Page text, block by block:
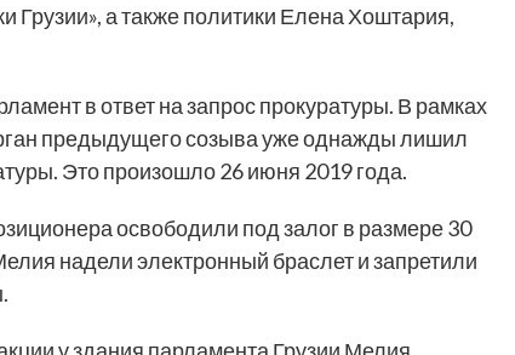
Грузии», а также политики Елена Хоштария,
в ответ на запрос прокуратуры. В рамках
предыдущего созыва уже однажды лишил
Это произошло 26 июня 2019 года.
освободили под залог в размере 30
надели электронный браслет и запретили